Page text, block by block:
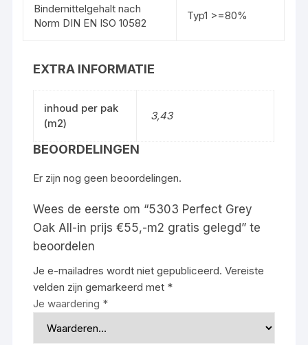
Bindemittelgehalt nach
Norm DIN EN ISO 10582
Typ1 >=80%
EXTRA INFORMATIE
inhoud per pak
(m2)
3,43
BEOORDELINGEN
Er zijn nog geen beoordelingen.
Wees de eerste om “5303 Perfect Grey
Oak All-in prijs €55,-m2 gratis gelegd” te
beoordelen
Je e-mailadres wordt niet gepubliceerd. Vereiste
velden zijn gemarkeerd met *
Je waardering *